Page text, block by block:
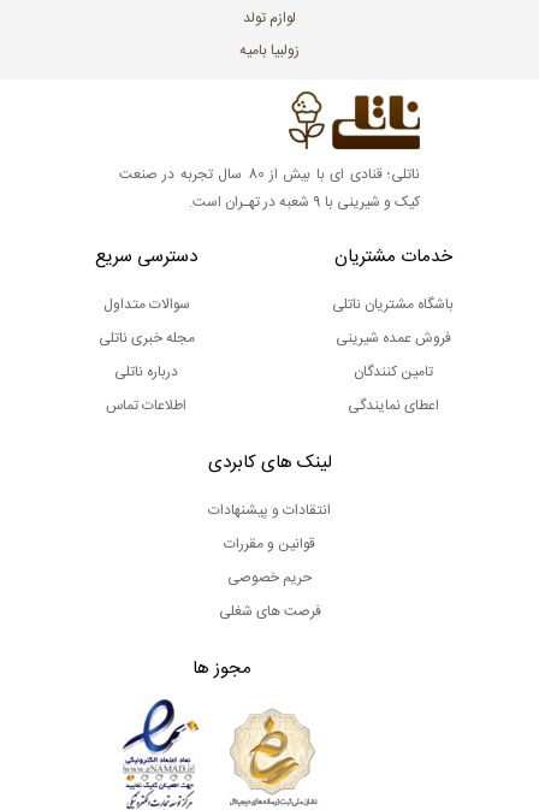
لوازم تولد
زولبیا بامیه
ناتلی؛ قنادی ای با بیش از 80 سال تجربه در صنعت
کیک و شیرینی با 9 شعبه در تهـران است.
خدمات مشتریان
باشگاه مشتریان ناتلی
فروش عمده شیرینی
تامین کنندگان
اعطای نمایندگی
دسترسی سریع
سوالات متداول
مجله خبری ناتلی
درباره ناتلی
اطلاعات تماس
لینک های کابردی
انتقادات و پیشنهادات
قوانین و مقررات
حریم خصوصی
فرصت های شغلی
مجوز ها